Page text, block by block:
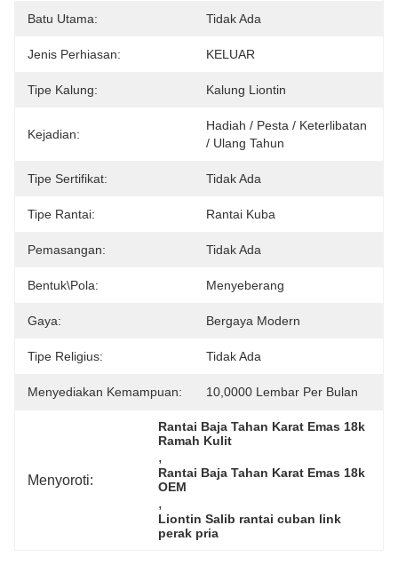
Batu Utama: Tidak Ada
Jenis Perhiasan: KELUAR
Tipe Kalung: Kalung Liontin
Kejadian:
Hadiah / Pesta / Keterlibatan
/ Ulang Tahun
Tipe Sertifikat: Tidak Ada
Tipe Rantai: Rantai Kuba
Pemasangan: Tidak Ada
Bentuk\pola: Menyeberang
Gaya: Bergaya Modern
Tipe Religius: Tidak Ada
Menyediakan Kemampuan: 10,0000 Lembar Per Bulan
Menyoroti:
Rantai Baja Tahan Karat Emas 18k
Ramah Kulit
,
Rantai Baja Tahan Karat Emas 18k
OEM
,
Liontin Salib rantai cuban link
perak pria